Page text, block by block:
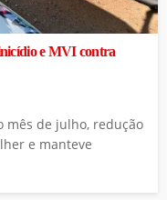
e MVI contra
mês de julho, redução
e manteve